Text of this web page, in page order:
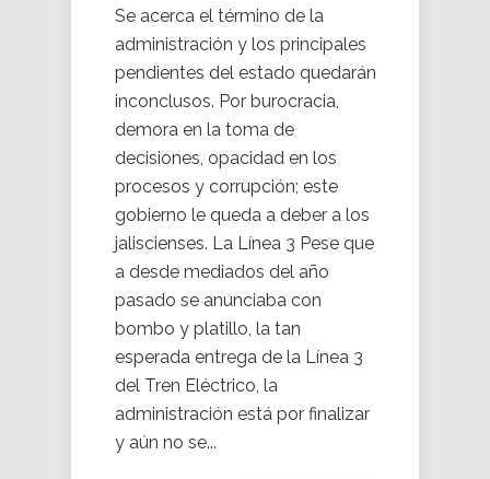
Se acerca el término de la
administración y los principales
pendientes del estado quedarán
inconclusos. Por burocracia,
demora en la toma de
decisiones, opacidad en los
procesos y corrupción; este
gobierno le queda a deber a los
jaliscienses. La Línea 3 Pese que
a desde mediados del año
pasado se anunciaba con
bombo y platillo, la tan
esperada entrega de la Línea 3
del Tren Eléctrico, la
administración está por finalizar
y aún no se...